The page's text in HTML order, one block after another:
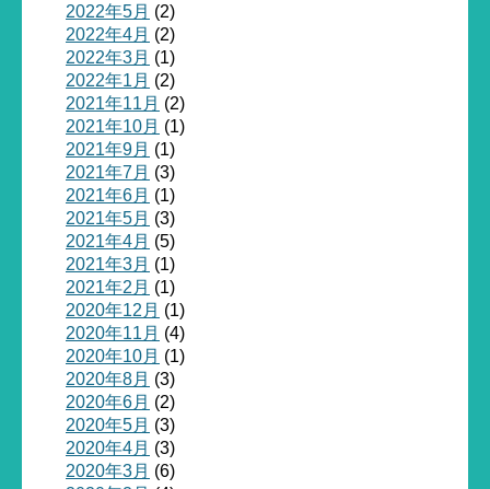
2022年5月 (2)
2022年4月 (2)
2022年3月 (1)
2022年1月 (2)
2021年11月 (2)
2021年10月 (1)
2021年9月 (1)
2021年7月 (3)
2021年6月 (1)
2021年5月 (3)
2021年4月 (5)
2021年3月 (1)
2021年2月 (1)
2020年12月 (1)
2020年11月 (4)
2020年10月 (1)
2020年8月 (3)
2020年6月 (2)
2020年5月 (3)
2020年4月 (3)
2020年3月 (6)